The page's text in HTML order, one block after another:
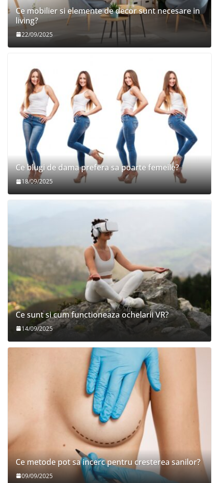
Ce mobilier si elemente de decor sunt necesare in
living?
22/09/2025
Ce blugi de dama prefera sa poarte femeile?
18/09/2025
Ce sunt si cum functioneaza ochelarii VR?
14/09/2025
Ce metode pot sa incerc pentru cresterea sanilor?
09/09/2025